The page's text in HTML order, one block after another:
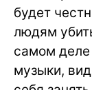
будет
людям
самом деле
музыки,